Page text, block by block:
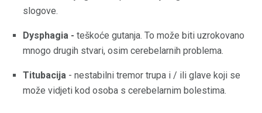
slogove.
Dysphagia - teškoće gutanja. To može biti uzrokovano
mnogo drugih stvari, osim cerebelarnih problema.
Titubacija - nestabilni tremor trupa i / ili glave koji se
može vidjeti kod osoba s cerebelarnim bolestima.